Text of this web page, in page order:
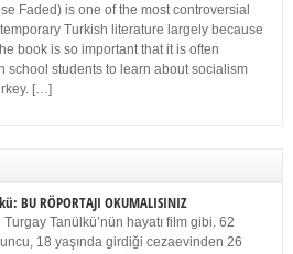
Faded) is one of the most controversial
Turkish literature largely because
book is so important that it is often
school students to learn about socialism
[…]
BU RÖPORTAJI OKUMALISINIZ
Tanülkü’nün hayatı film gibi. 62
18 yaşında girdiği cezaevinden 26